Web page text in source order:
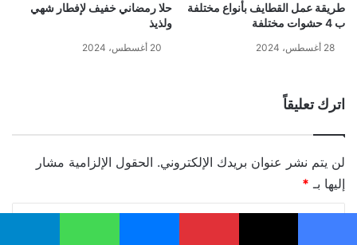
طريقة عمل القطايف بأنواع مختلفة
ب 4 حشوات مختلفة
28 أغسطس، 2024
حلا رمضاني خفيف لإفطار شهي
ولذيذ
20 أغسطس، 2024
اترك تعليقاً
لن يتم نشر عنوان بريدك الإلكتروني. الحقول الإلزامية مشار
إليها بـ *
ا